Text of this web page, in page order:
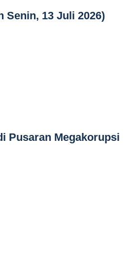
Senin, 13 Juli 2026)
Pusaran Megakorupsi